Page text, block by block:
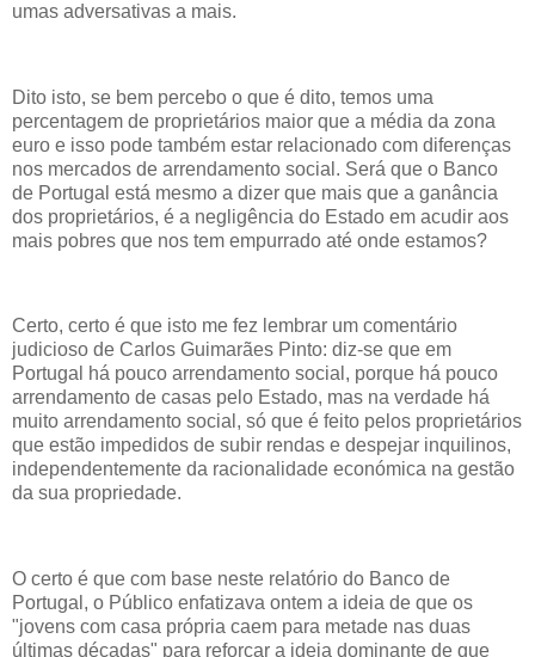
umas adversativas a mais.
Dito isto, se bem percebo o que é dito, temos uma
percentagem de proprietários maior que a média da zona
euro e isso pode também estar relacionado com diferenças
nos mercados de arrendamento social. Será que o Banco
de Portugal está mesmo a dizer que mais que a ganância
dos proprietários, é a negligência do Estado em acudir aos
mais pobres que nos tem empurrado até onde estamos?
Certo, certo é que isto me fez lembrar um comentário
judicioso de Carlos Guimarães Pinto: diz-se que em
Portugal há pouco arrendamento social, porque há pouco
arrendamento de casas pelo Estado, mas na verdade há
muito arrendamento social, só que é feito pelos proprietários
que estão impedidos de subir rendas e despejar inquilinos,
independentemente da racionalidade económica na gestão
da sua propriedade.
O certo é que com base neste relatório do Banco de
Portugal, o Público enfatizava ontem a ideia de que os
"jovens com casa própria caem para metade nas duas
últimas décadas" para reforçar a ideia dominante de que